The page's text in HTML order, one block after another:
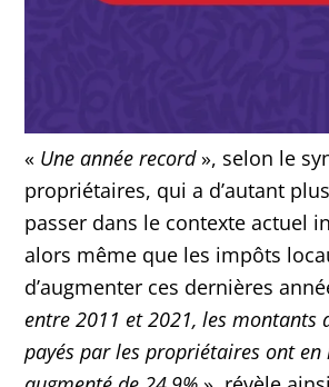
« Une année record», selon le
propriétaires, qui a d’autant
passer dans le contexte actuel
alors même que les impôts
d’augmenter ces dernières
entre 2011 et 2021, les montants
payés par les propriétaires ont en